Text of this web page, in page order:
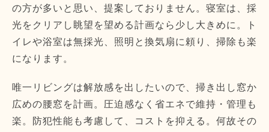
の方が多いと思い、提案しておりません。寝室は、採
光をクリアし眺望を望める計画なら少し大きめに。ト
イレや浴室は無採光、照明と換気扇に頼り、掃除も楽
になります。
唯一リビングは解放感を出したいので、掃き出し窓か
広めの腰窓を計画。圧迫感なく省エネで維持・管理も
楽。防犯性能も考慮して、コストを抑える。何故その